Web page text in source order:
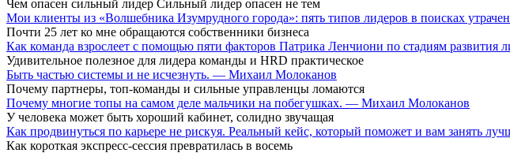
Чем опасен сильный лидер Сильный лидер опасен не тем
Мои клиенты из «Волшебника Изумрудного города»: пять типов лидеров в поисках
Почти 25 лет ко мне обращаются собственники бизнеса
Как команда взрослеет с помощью пяти факторов Патрика Ленчиони по стадиям
Удивительное полезное для лидера команды и HRD практическое
Быть частью системы и не исчезнуть. — Михаил Молоканов
Почему партнеры, топ-команды и сильные управленцы ломаются
Почему многие топы на самом деле мальчики на побегушках. — Михаил Молоканов
У человека может быть хороший кабинет, солидно звучащая
Как продвинуться по карьере не рискуя. Реальный кейс, который поможет и вам занять
Как короткая экспресс-сессия превратилась в восемь